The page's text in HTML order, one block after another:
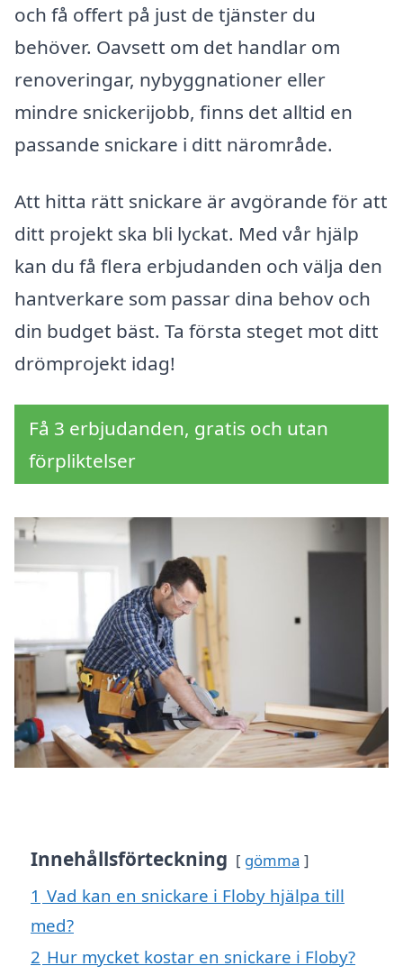
och få offert på just de tjänster du
behöver. Oavsett om det handlar om
renoveringar, nybyggnationer eller
mindre snickerijobb, finns det alltid en
passande snickare i ditt närområde.
Att hitta rätt snickare är avgörande för att
ditt projekt ska bli lyckat. Med vår hjälp
kan du få flera erbjudanden och välja den
hantverkare som passar dina behov och
din budget bäst. Ta första steget mot ditt
drömprojekt idag!
Få 3 erbjudanden, gratis och utan
förpliktelser
Innehållsförteckning gömma
1 Vad kan en snickare i Floby hjälpa till
med?
2 Hur mycket kostar en snickare i Floby?